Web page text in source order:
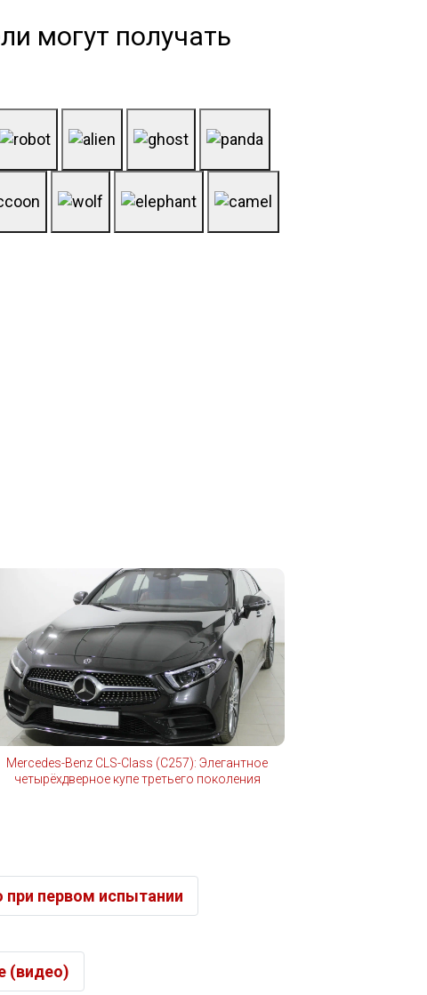
могут получать
Mercedes-Benz CLS-Class (C257): Элегантное
четырёхдверное купе третьего поколения
при первом испытании
(видео)